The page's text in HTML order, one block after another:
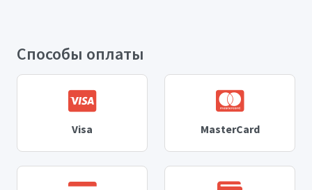
Способы оплаты
Visa MasterCard